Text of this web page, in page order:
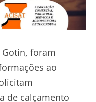
Gotin, foram
ao
de calçamento